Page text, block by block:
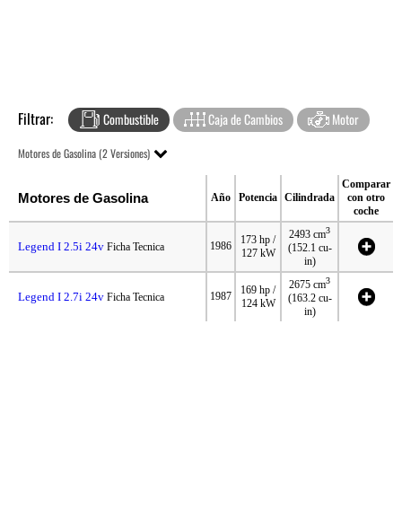
Filtrar: Combustible Caja de Cambios Motor
Motores de Gasolina (2 Versiones)
Motores de Gasolina Año Potencia Cilindrada
Comparar
con otro
coche
Legend I 2.5i 24v Ficha Tecnica 1986
173 hp /
127 kW
2493 cm3
(152.1 cu-
in)
Legend I 2.7i 24v Ficha Tecnica 1987
169 hp /
124 kW
2675 cm3
(163.2 cu-
in)